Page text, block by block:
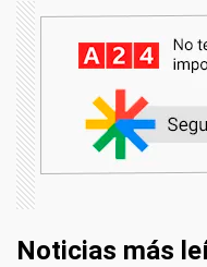
Noticias más